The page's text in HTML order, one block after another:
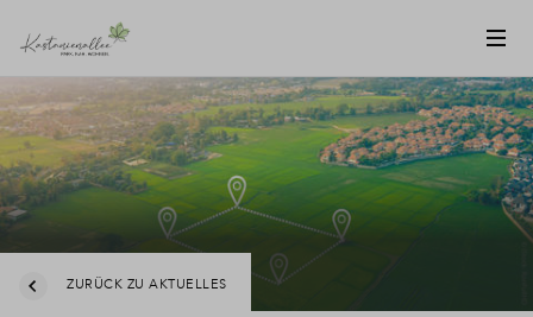
ZURÜCK ZU AKTUELLES